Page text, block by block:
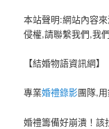
本站聲明:網站內容
侵權,請聯繫我們,我
【結婚物語資訊網】
專業婚禮錄影團隊,
婚禮籌備好崩潰！該